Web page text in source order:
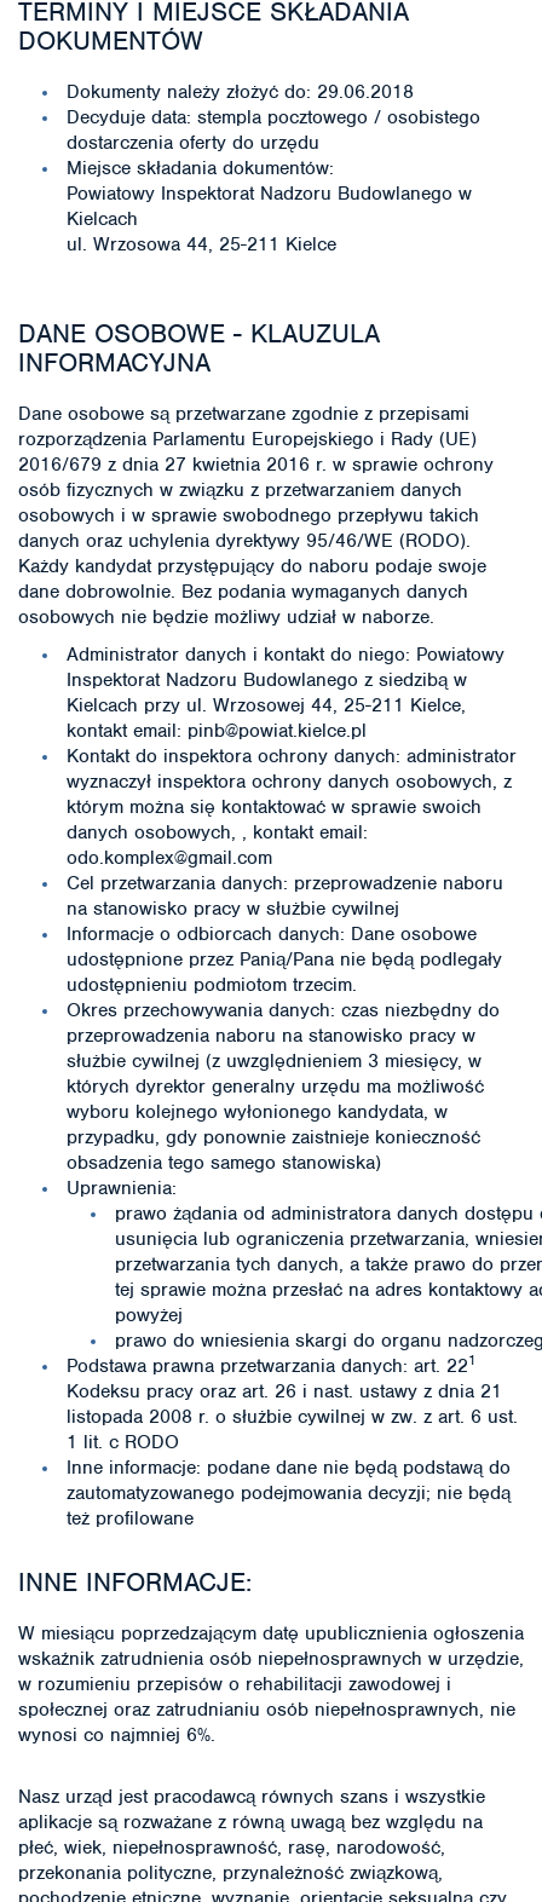
TERMINY I MIEJSCE SKŁADANIA
DOKUMENTÓW
Dokumenty należy złożyć do: 29.06.2018
Decyduje data: stempla pocztowego / osobistego
dostarczenia oferty do urzędu
Miejsce składania dokumentów:
Powiatowy Inspektorat Nadzoru Budowlanego w
Kielcach
ul. Wrzosowa 44, 25-211 Kielce
DANE OSOBOWE - KLAUZULA
INFORMACYJNA
Dane osobowe są przetwarzane zgodnie z przepisami
rozporządzenia Parlamentu Europejskiego i Rady (UE)
2016/679 z dnia 27 kwietnia 2016 r. w sprawie ochrony
osób fizycznych w związku z przetwarzaniem danych
osobowych i w sprawie swobodnego przepływu takich
danych oraz uchylenia dyrektywy 95/46/WE (RODO).
Każdy kandydat przystępujący do naboru podaje swoje
dane dobrowolnie. Bez podania wymaganych danych
osobowych nie będzie możliwy udział w naborze.
Administrator danych i kontakt do niego: Powiatowy
Inspektorat Nadzoru Budowlanego z siedzibą w
Kielcach przy ul. Wrzosowej 44, 25-211 Kielce,
kontakt email: pinb@powiat.kielce.pl
Kontakt do inspektora ochrony danych: administrator
wyznaczył inspektora ochrony danych osobowych, z
którym można się kontaktować w sprawie swoich
danych osobowych, , kontakt email:
odo.komplex@gmail.com
Cel przetwarzania danych: przeprowadzenie naboru
na stanowisko pracy w służbie cywilnej
Informacje o odbiorcach danych: Dane osobowe
udostępnione przez Panią/Pana nie będą podlegały
udostępnieniu podmiotom trzecim.
Okres przechowywania danych: czas niezbędny do
przeprowadzenia naboru na stanowisko pracy w
służbie cywilnej (z uwzględnieniem 3 miesięcy, w
których dyrektor generalny urzędu ma możliwość
wyboru kolejnego wyłonionego kandydata, w
przypadku, gdy ponownie zaistnieje konieczność
obsadzenia tego samego stanowiska)
Uprawnienia:
prawo żądania od administratora danych
usunięcia lub ograniczenia przetwarzania,
przetwarzania tych danych, a także prawo do
tej sprawie można przesłać na adres kontaktowy
powyżej
prawo do wniesienia skargi do organu
Podstawa prawna przetwarzania danych: art. 221
Kodeksu pracy oraz art. 26 i nast. ustawy z dnia 21
listopada 2008 r. o służbie cywilnej w zw. z art. 6 ust.
1 lit. c RODO
Inne informacje: podane dane nie będą podstawą do
zautomatyzowanego podejmowania decyzji; nie będą
też profilowane
INNE INFORMACJE:
W miesiącu poprzedzającym datę upublicznienia ogłoszenia
wskaźnik zatrudnienia osób niepełnosprawnych w urzędzie,
w rozumieniu przepisów o rehabilitacji zawodowej i
społecznej oraz zatrudnianiu osób niepełnosprawnych, nie
wynosi co najmniej 6%.
Nasz urząd jest pracodawcą równych szans i wszystkie
aplikacje są rozważane z równą uwagą bez względu na
płeć, wiek, niepełnosprawność, rasę, narodowość,
przekonania polityczne, przynależność związkową,